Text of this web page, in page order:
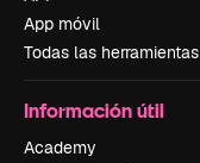
App móvil
Todas las herramientas
Información útil
Academy